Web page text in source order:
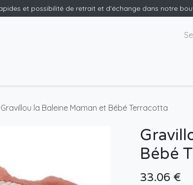
et possibilité de retrait et d'échange dans notre
Gravillou la Baleine Maman et Bébé Terracotta
Bébé
33.06 €